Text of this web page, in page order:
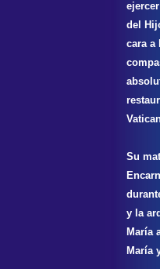
del
cara a
Su
y la
María
María